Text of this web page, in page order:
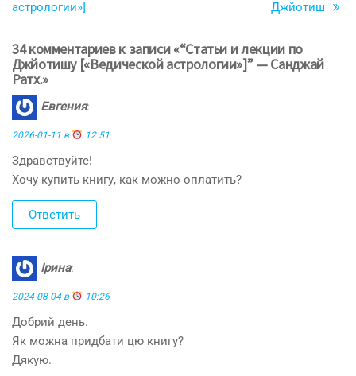
астрологии»] Джйотиш
34 комментариев к записи «“Статьи и лекции по
Джйотишу [«Ведической астрологии»]” — Санджай
Ратх.»
Евгения:
2026-01-11 в 12:51
Здравствуйте!
Хочу купить книгу, как можно оплатить?
Ответить
Ірина:
2024-08-04 в 10:26
Добрий день.
Як можна придбати цю книгу?
Дякую.